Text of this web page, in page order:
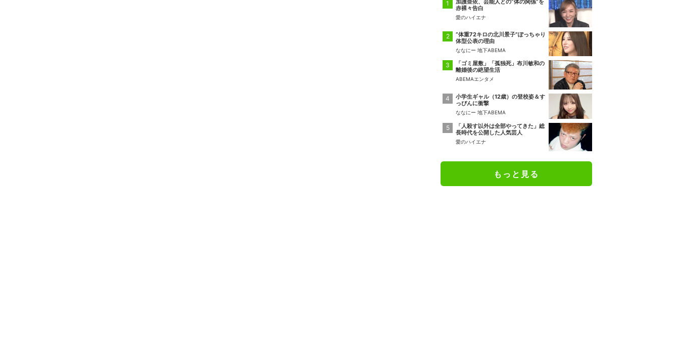
加護亜依、芸能人との“体の関係”を
赤裸々告白
愛のハイエナ
“体重72キロの北川景子”ぽっちゃり
体型公表の理由
ななにー 地下ABEMA
「ゴミ屋敷」「孤独死」布川敏和の
離婚後の絶望生活
ABEMAエンタメ
小学生ギャル（12歳）の登校姿＆す
っぴんに衝撃
ななにー 地下ABEMA
「人殺す以外は全部やってきた」総
長時代を公開した人気芸人
愛のハイエナ
もっと見る